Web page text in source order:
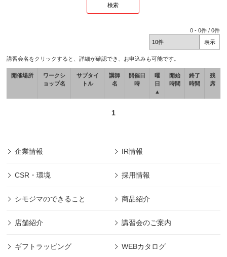
0 -0件 /0件
講習会名をクリックすると、詳細が確認でき、お申込みも可能です。
開催場所
ワークシ
ョップ名
サブタイ
トル
講師
名
開催日
時
曜
日
▲
開始
時間
終了
時間
残
席
1
企業情報 IR情報
CSR・環境 採用情報
シモジマのできること 商品紹介
店舗紹介 講習会のご案内
ギフトラッピング WEBカタログ